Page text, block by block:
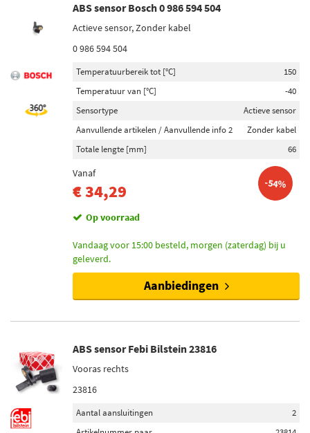
ABS sensor Bosch 0 986 594 504
Actieve sensor, Zonder kabel
0 986 594 504
Temperatuurbereik tot [°C]
150
Temperatuur van [°C]
-40
Sensortype
Actieve sensor
Aanvullende artikelen / Aanvullende info 2
Zonder kabel
Totale lengte [mm]
66
Vanaf
€ 34,29 -54%
Op voorraad
Vandaag voor 15:00 besteld, morgen (zaterdag) bij u
geleverd.
Aanbiedingen
ABS sensor Febi Bilstein 23816
Vooras rechts
23816
Aantal aansluitingen
2